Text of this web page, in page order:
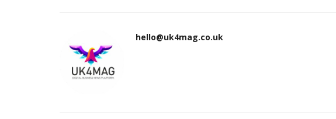
hello@uk4mag.co.uk